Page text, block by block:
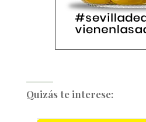
Quizás te interese: